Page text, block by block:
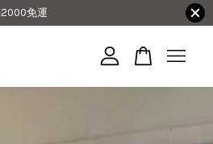
免運
目前還是空的。